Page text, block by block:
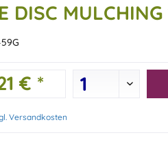
DISC MULCHING
€ *
Versandkosten